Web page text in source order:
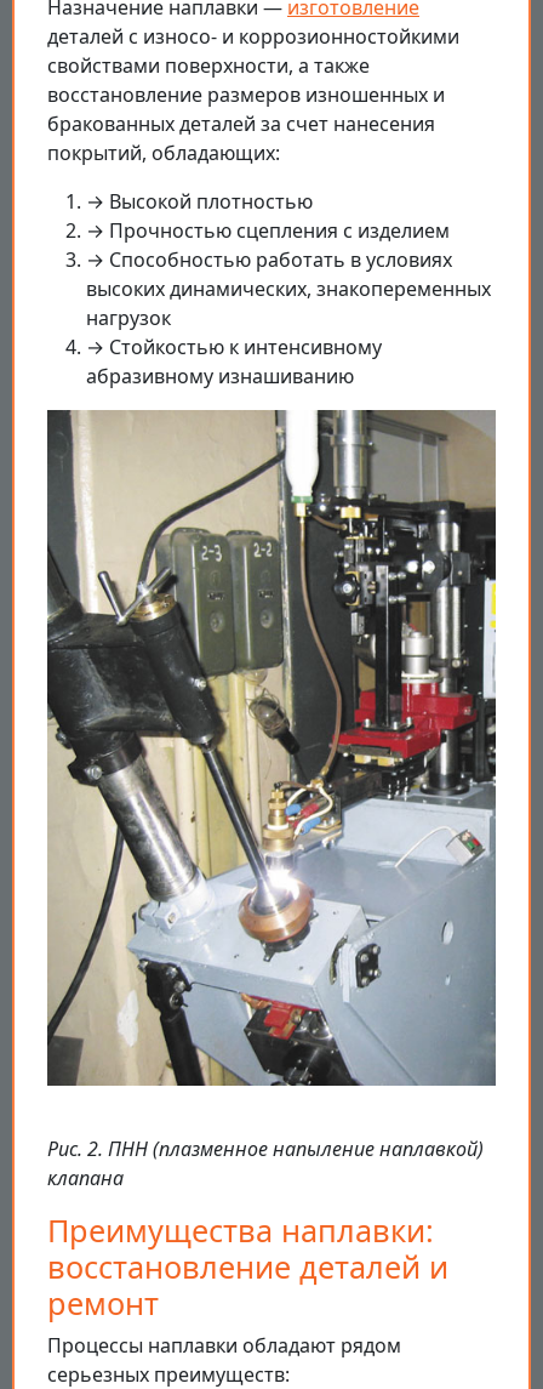
Назначение наплавки — изготовление
деталей с износо- и коррозионностойкими
свойствами поверхности, а также
восстановление размеров изношенных и
бракованных деталей за счет нанесения
покрытий, обладающих:
→ Высокой плотностью
→ Прочностью сцепления с изделием
→ Способностью работать в условиях
высоких динамических, знакопеременных
нагрузок
→ Стойкостью к интенсивному
абразивному изнашиванию
Рис. 2. ПНН (плазменное напыление наплавкой)
клапана
Преимущества наплавки:
восстановление деталей и
ремонт
Процессы наплавки обладают рядом
серьезных преимуществ: